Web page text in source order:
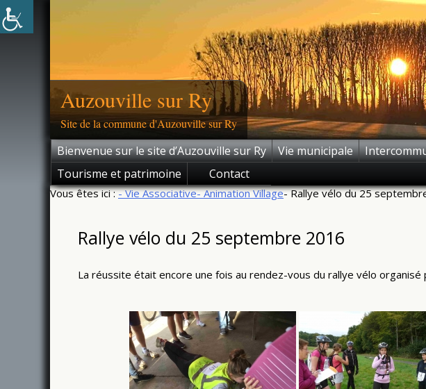
Skip
to
content
Auzouville sur Ry
Site de la commune d'Auzouville sur Ry
Bienvenue sur le site d’Auzouville sur Ry Vie municipale
Tourisme et patrimoine
Contact
Vous êtes ici :- Vie Associative- Animation Village- Rallye vélo du 25
Rallye vélo du 25 septembre 2016
La réussite était encore une fois au rendez-vous du rallye vélo organisé